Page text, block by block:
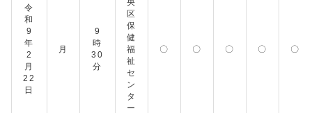
令
和
9
年
2
月
22
日
月
9
時
30
分
央
区
保
健
福
祉
セ
ン
タ
ー
〇 〇 〇 〇 〇